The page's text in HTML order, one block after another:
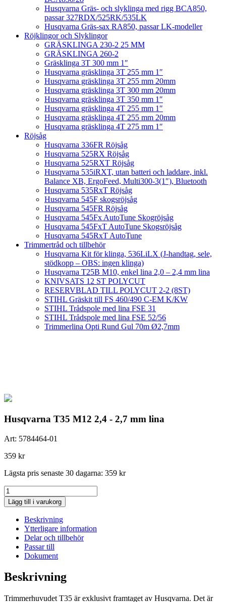
Husqvarna Gräs- och slyklinga med rigg BCA850,
passar 327RDX/525RK/535LK
Husqvarna Gräs-sax RA850, passar LK-modeller
Röjklingor och Slyklingor
GRÄSKLINGA 230-2 25 MM
GRÄSKLINGA 260-2
Gräsklinga 3T 300 mm 1″
Husqvarna gräsklinga 3T 255 mm 1″
Husqvarna gräsklinga 3T 255 mm 20mm
Husqvarna gräsklinga 3T 300 mm 20mm
Husqvarna gräsklinga 3T 350 mm 1″
Husqvarna gräsklinga 4T 255 mm 1″
Husqvarna gräsklinga 4T 255 mm 20mm
Husqvarna gräsklinga 4T 275 mm 1″
Röjsåg
Husqvarna 336FR Röjsåg
Husqvarna 525RX Röjsåg
Husqvarna 525RXT Röjsåg
Husqvarna 535iRXT, utan batteri och laddare, inkl.
Balance XB, ErgoFeed, Multi300-3(1″), Bluetooth
Husqvarna 535RxT Röjsåg
Husqvarna 545F skogsröjsåg
Husqvarna 545FR Röjsåg
Husqvarna 545Fx AutoTune Skogröjsåg
Husqvarna 545FxT AutoTune Skogsröjsåg
Husqvarna 545RxT AutoTune
Trimmertråd och tillbehör
Husqvarna Kit för klinga, 536LiLX (J-handtag, sele,
stödkopp – OBS: ingen klinga)
Husqvarna T25B M10, enkel lina 2,0 – 2,4 mm lina
KNIVSATS 12 ST POLYCUT
RESERVBLAD TILL POLYCUT 2-2 (8ST)
STIHL Gräskit till FS 460/490 C-EM K/KW
STIHL Trådspole med lina FSE 31
STIHL Trådspole med lina FSE 52/56
Trimmerlina Opti Rund Gul 70m Ø2,7mm
Husqvarna T35 M12 2,4 - 2,7 mm lina
Art: 5784464-01
359 kr
Lägsta pris senaste 30 dagarna: 359 kr
Husqvarna
T35
M12
mängd
Lägg till i varukorg
Beskrivning
Ytterligare information
Delar och tillbehör
Passar till
Dokument
Beskrivning
Trimmerhuvudet T35 är exklusivt framtaget av Husqvarna. Det är